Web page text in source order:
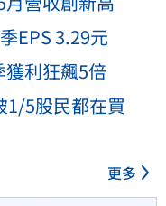
EPS 3.29元
利狂飆5倍
5股民都在買
更多